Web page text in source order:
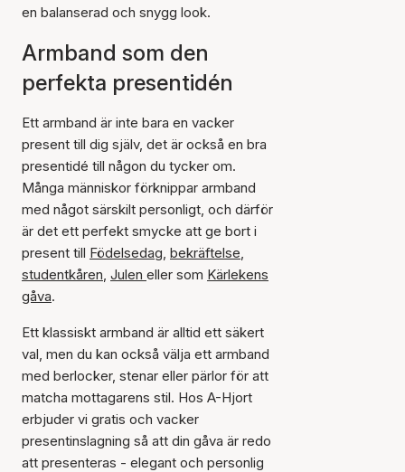
en balanserad och snygg look.
Armband som den
perfekta presentidén
Ett armband är inte bara en vacker
present till dig själv, det är också en bra
presentidé till någon du tycker om.
Många människor förknippar armband
med något särskilt personligt, och därför
är det ett perfekt smycke att ge bort i
present till Födelsedag, bekräftelse,
studentkåren, Julen eller som Kärlekens
gåva.
Ett klassiskt armband är alltid ett säkert
val, men du kan också välja ett armband
med berlocker, stenar eller pärlor för att
matcha mottagarens stil. Hos A-Hjort
erbjuder vi gratis och vacker
presentinslagning så att din gåva är redo
att presenteras - elegant och personlig